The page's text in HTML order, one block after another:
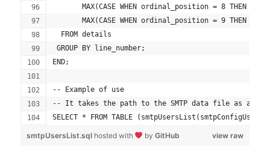
MAX(CASE WHEN ordinal_position = 8 THEN
MAX(CASE WHEN ordinal_position = 9 THEN
  FROM details
GROUP BY line_number;
END;
-- Example of use
-- It takes the path to the SMTP data file as a
SELECT * FROM TABLE
view raw
smtpUsersList.sql hosted with byGitHub